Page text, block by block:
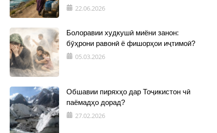
22.06.2026
Болоравии худкушӣ миёни занон:
бӯҳрони равонӣ ё фишорҳои иҷтимоӣ?
05.03.2026
Обшавии пиряхҳо дар Тоҷикистон чӣ
паёмадҳо дорад?
27.02.2026